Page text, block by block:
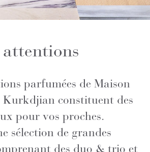
parfumées de Maison
Kurkdjian constituent des
pour vos proches.
sélection de grandes
des duo & trio et